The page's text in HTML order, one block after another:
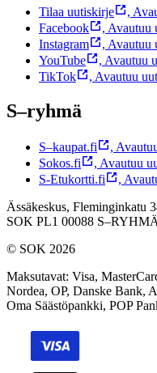
Tilaa uutiskirje ,
Facebook
, Avautuu
Instagram
, Avautuu
YouTube
, Avautuu
TikTok
, Avautuu
S–ryhmä
S–kaupat.fi ,
Sokos.fi
, Avautuu
S-Etukortti.fi
,
Ässäkeskus, Fleminginkatu
SOK PL1 00088
© SOK 2026
Maksutavat: Visa,
Nordea, OP, Danske Bank,
Oma Säästöpankki, POP